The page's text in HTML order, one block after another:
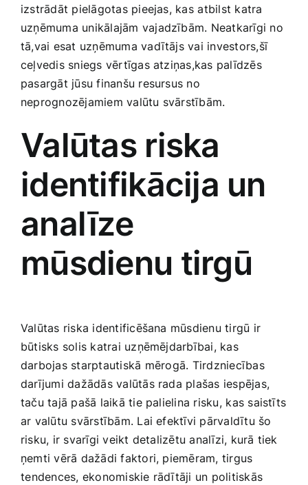
Sports, tūrisms un atpūta
TV un Sadzīves tehnika
izstrādāt pielāgotas pieejas,​ kas ⁢atbilst katra⁣
uzņēmuma unikālajām vajadzībām. Neatkarīgi no
tā,vai esat ​uzņēmuma vadītājs‍ vai investors,šī
ceļvedis sniegs vērtīgas atziņas,kas palīdzēs
pasargāt‌ jūsu​ finanšu resursus no
neprognozējamiem valūtu svārstībām.
Valūtas riska‍
identifikācija un
analīze
mūsdienu tirgū
Valūtas riska identificēšana mūsdienu tirgū ‍ir ​
būtisks solis katrai uzņēmējdarbībai, kas
darbojas starptautiskā ⁣mērogā. Tirdzniecības
darījumi dažādās‍ valūtās rada plašas ‌iespējas,
taču tajā pašā laikā tie palielina risku,⁤ kas saistīts
ar valūtu svārstībām. Lai efektīvi pārvaldītu šo
risku, ir ‍svarīgi veikt detalizētu analīzi, kurā tiek
ņemti vērā dažādi faktori, piemēram, ‌tirgus
⁢tendences, ekonomiskie​ rādītāji ‍un politiskās